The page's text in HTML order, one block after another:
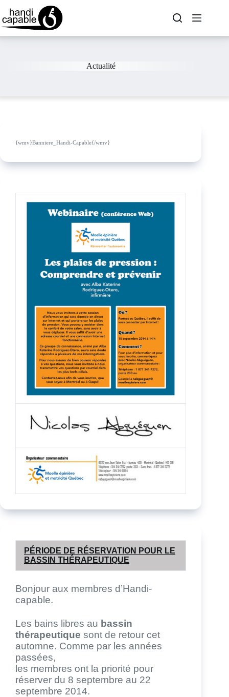
Actualité
{wmv}Banniere_Handi-Capable{/wmv}
PÉRIODE DE RÉSERVATION POUR LE
BASSIN THÉRAPEUTIQUE
Bonjour aux membres d’Handi-
capable.
Les bains libres au bassin
thérapeutique sont de retour cet
automne. Comme par les années
passées,
les membres ont la priorité pour
réserver du 8 septembre au 22
septembre 2014.